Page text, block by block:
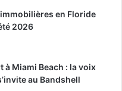
en Floride
2026
à Miami Beach : la voix
au Bandshell